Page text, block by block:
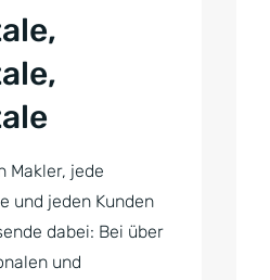
Makler, jede
und jeden Kunden
dabei: Bei über
und